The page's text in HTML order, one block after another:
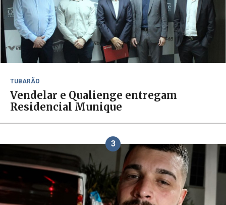
TUBARÃO
Vendelar e Qualienge entregam
Residencial Munique
3